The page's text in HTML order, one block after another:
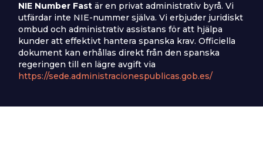
NIE Number Fast är en privat administrativ byrå. Vi
utfärdar inte NIE-nummer själva. Vi erbjuder juridiskt
ombud och administrativ assistans för att hjälpa
kunder att effektivt hantera spanska krav. Officiella
dokument kan erhållas direkt från den spanska
regeringen till en lägre avgift via
https://sede.administracionespublicas.gob.es/